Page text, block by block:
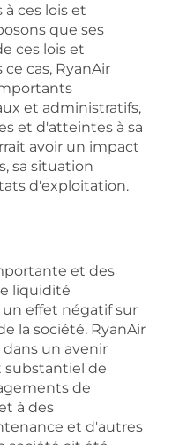
ces lois et
que ses
ces lois et
cas, RyanAir
et administratifs,
et d'atteintes à sa
avoir un impact
sa situation
d'exploitation.
et des
liquidité
effet négatif sur
la société. RyanAir
un avenir
substantiel de
de
à des
et d'autres